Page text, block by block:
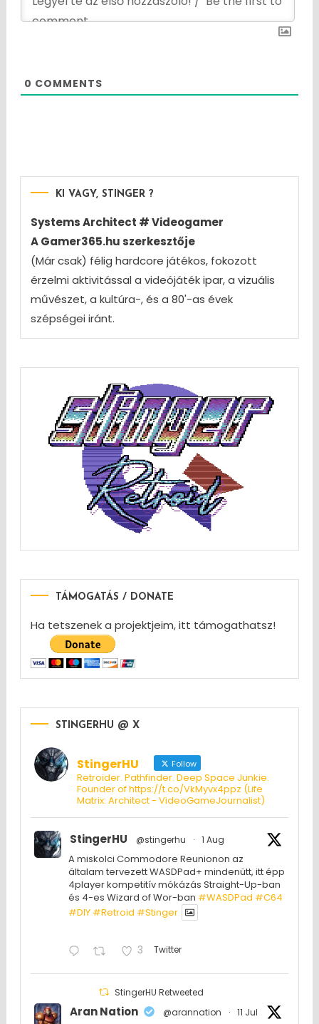
0 COMMENTS
KI VAGY, STINGER ?
Systems Architect # Videogamer
A Gamer365.hu szerkesztője
(Már csak) félig hardcore játékos, fokozott
érzelmi aktivitással a videójáték ipar, a vizuális
művészet, a kultúra-, és a 80'-as évek
szépségei iránt.
TÁMOGATÁS / DONATE
Ha tetszenek a projektjeim, itt támogathatsz!
STINGERHU @ X
StingerHU Follow
Retroider. Pathfinder. Deep Space Junkie.
Founder of https://t.co/VkMyvx4ppz (Life
Matrix: Architect - VideoGameJournalist)
StingerHU @stingerhu · 1 Aug
A miskolci Commodore Reunionon az
általam tervezett WASDPad+ mindenütt, itt épp
4player kompetitív mókázás Straight-Up-ban
és 4-es Wizard of Wor-ban #WASDPad #C64
#DIY #Retroid #Stinger
3 Twitter
StingerHU Retweeted
Aran Nation @arannation · 11 Jul